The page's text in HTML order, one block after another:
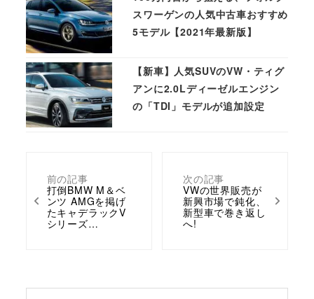
前の記事
打倒BMW M＆ベ
ンツ AMGを掲げ
たキャデラックV
シリーズ…
次の記事
VWの世界販売が
新興市場で鈍化、
新型車で巻き返し
へ!
スワーゲンの人気中古車おすすめ
5モデル【2021年最新版】
【新車】人気SUVのVW・ティグ
アンに2.0Lディーゼルエンジン
の「TDI」モデルが追加設定